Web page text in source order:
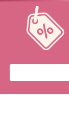
Перейти
контенту
Поиск: